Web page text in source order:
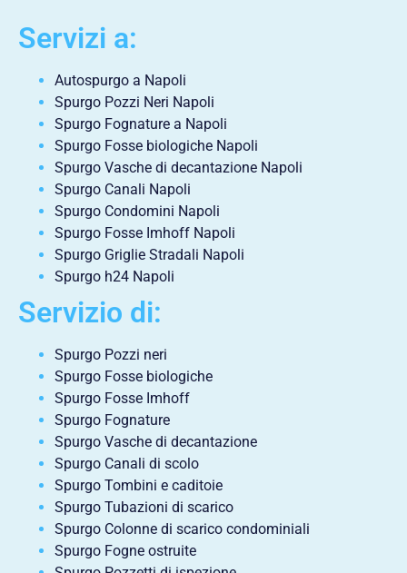
Servizi a:
Autospurgo a Napoli
Spurgo Pozzi Neri Napoli
Spurgo Fognature a Napoli
Spurgo Fosse biologiche Napoli
Spurgo Vasche di decantazione Napoli
Spurgo Canali Napoli
Spurgo Condomini Napoli
Spurgo Fosse Imhoff Napoli
Spurgo Griglie Stradali Napoli
Spurgo h24 Napoli
Servizio di:
Spurgo Pozzi neri
Spurgo Fosse biologiche
Spurgo Fosse Imhoff
Spurgo Fognature
Spurgo Vasche di decantazione
Spurgo Canali di scolo
Spurgo Tombini e caditoie
Spurgo Tubazioni di scarico
Spurgo Colonne di scarico condominiali
Spurgo Fogne ostruite